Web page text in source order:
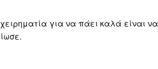
για να πάει καλά είναι να